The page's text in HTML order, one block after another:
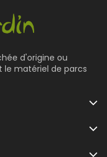
d'origine ou
matériel de parcs